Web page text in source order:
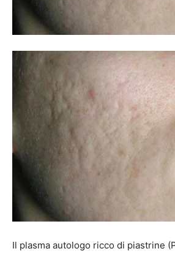
Il plasma autologo ricco di piastrine